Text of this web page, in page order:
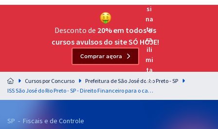
Assinatura OAB Até Passar
Acesso ilimitado a toda preparação para o Exame da
Residências Multiprofissionais
Preparação completa e intensiva para as principais
residências em saúde do Brasil
Desconto de 20% em todos os
cursos avulsos do site SÓ HOJE!
Comprar agora
Cursos por Concurso
Prefeitura de São José do Rio Preto - SP
ISS São José do Rio Preto - SP - Direito Financeiro para o cargo de Auditor Fiscal Tributário Municipal - Professor Anderson Ferreira & Manuel Piñon
SP - Fiscais e de Controle